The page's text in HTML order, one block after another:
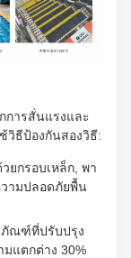
การสั่นแรงและ
วิธีป้องกันสองวิธี:
ยกรอบเหล็ก, พา
ามปลอดภัยพื้น
ภัณฑ์ที่ปรับปรุง
แตกต่าง 30%